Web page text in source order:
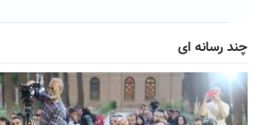
چند رسانه ای